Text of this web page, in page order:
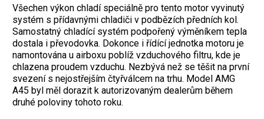
Všechen výkon chladí speciálně pro tento motor vyvinutý
systém s přídavnými chladiči v podbězích předních kol.
Samostatný chladící systém podpořený výměníkem tepla
dostala i převodovka. Dokonce i řídící jednotka motoru je
namontována u airboxu poblíž vzduchového filtru, kde je
chlazena proudem vzduchu. Nezbývá než se těšit na první
svezení s nejostřejším čtyřválcem na trhu. Model AMG
A45 byl měl dorazit k autorizovaným dealerům během
druhé poloviny tohoto roku.